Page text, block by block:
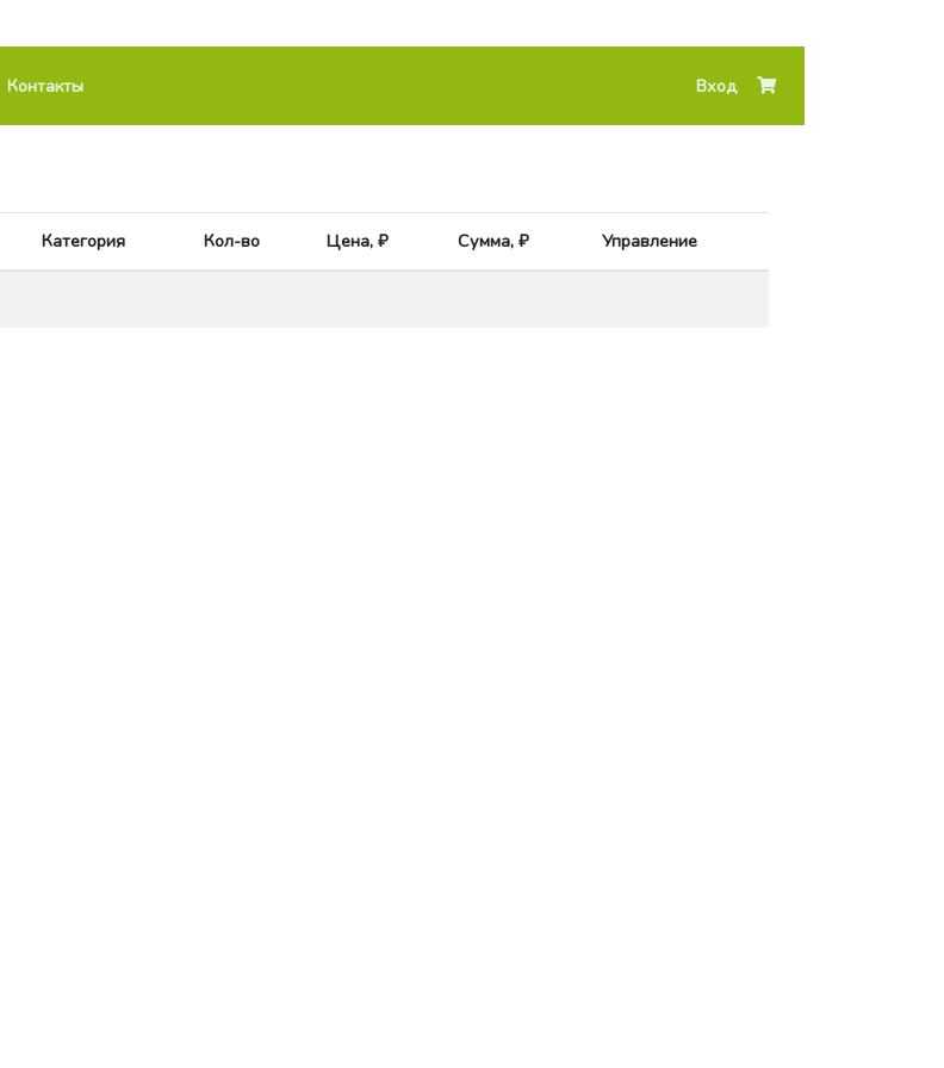
Контакты Вход
Категория Кол-во Цена, ₽ Сумма, ₽ Управление